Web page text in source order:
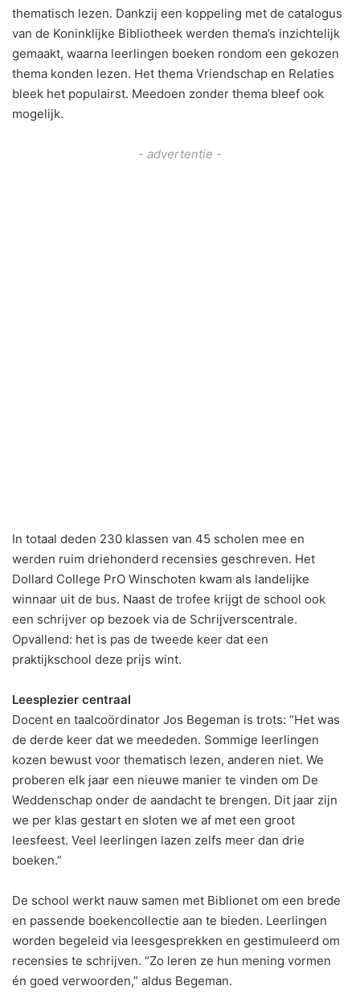
thematisch lezen. Dankzij een koppeling met de catalogus
van de Koninklijke Bibliotheek werden thema’s inzichtelijk
gemaakt, waarna leerlingen boeken rondom een gekozen
thema konden lezen. Het thema Vriendschap en Relaties
bleek het populairst. Meedoen zonder thema bleef ook
mogelijk.
- advertentie -
In totaal deden 230 klassen van 45 scholen mee en
werden ruim driehonderd recensies geschreven. Het
Dollard College PrO Winschoten kwam als landelijke
winnaar uit de bus. Naast de trofee krijgt de school ook
een schrijver op bezoek via de Schrijverscentrale.
Opvallend: het is pas de tweede keer dat een
praktijkschool deze prijs wint.
Leesplezier centraal
Docent en taalcoördinator Jos Begeman is trots: “Het was
de derde keer dat we meededen. Sommige leerlingen
kozen bewust voor thematisch lezen, anderen niet. We
proberen elk jaar een nieuwe manier te vinden om De
Weddenschap onder de aandacht te brengen. Dit jaar zijn
we per klas gestart en sloten we af met een groot
leesfeest. Veel leerlingen lazen zelfs meer dan drie
boeken.”
De school werkt nauw samen met Biblionet om een brede
en passende boekencollectie aan te bieden. Leerlingen
worden begeleid via leesgesprekken en gestimuleerd om
recensies te schrijven. “Zo leren ze hun mening vormen
én goed verwoorden,” aldus Begeman.